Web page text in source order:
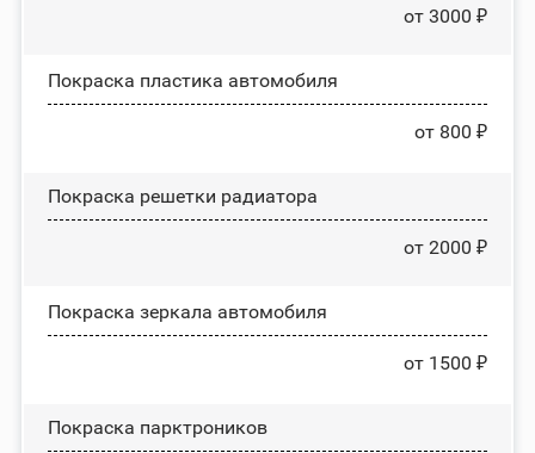
от 3000 ₽
Покраска пластика автомобиля
от 800 ₽
Покраска решетки радиатора
от 2000 ₽
Покраска зеркала автомобиля
от 1500 ₽
Покраска парктроников